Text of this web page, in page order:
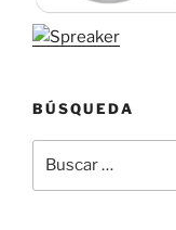
BÚSQUEDA
por: